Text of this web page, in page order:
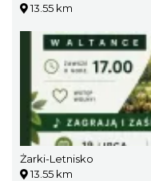
13.55 km
Żarki-Letnisko
13.55 km